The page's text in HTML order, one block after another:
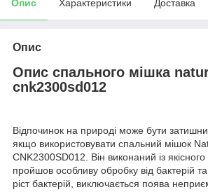
Опис Характеристики Доставка
Опис
Опис спального мішка
cnk2300sd012
Відпочинок на природі може бути
якщо використовувати спальний мішок
CNK2300SD012. Він виконаний із
пройшов особливу обробку від бактерій та
ріст бактерій, виключається поява